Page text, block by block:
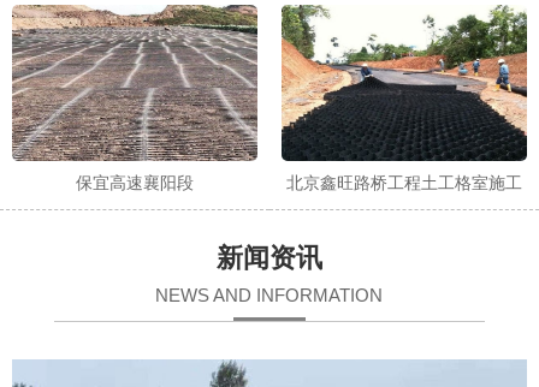
保宜高速襄阳段 北京鑫旺路桥工程土工格室施工
新闻资讯
NEWS AND INFORMATION